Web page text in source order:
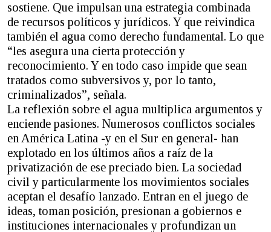
sostiene. Que impulsan una estrategia combinada
de recursos políticos y jurídicos. Y que reivindica
también el agua como derecho fundamental. Lo que
“les asegura una cierta protección y
reconocimiento. Y en todo caso impide que sean
tratados como subversivos y, por lo tanto,
criminalizados”, señala.
La reflexión sobre el agua multiplica argumentos y
enciende pasiones. Numerosos conflictos sociales
en América Latina -y en el Sur en general- han
explotado en los últimos años a raíz de la
privatización de ese preciado bien. La sociedad
civil y particularmente los movimientos sociales
aceptan el desafío lanzado. Entran en el juego de
ideas, toman posición, presionan a gobiernos e
instituciones internacionales y profundizan un